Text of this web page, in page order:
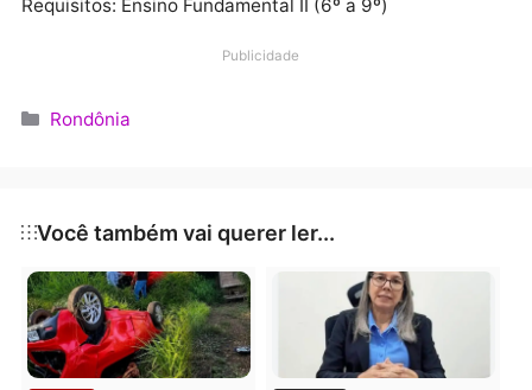
Assistente Administrativo
Vagas: 100 vagas disponíveis
Carga horária: 160h